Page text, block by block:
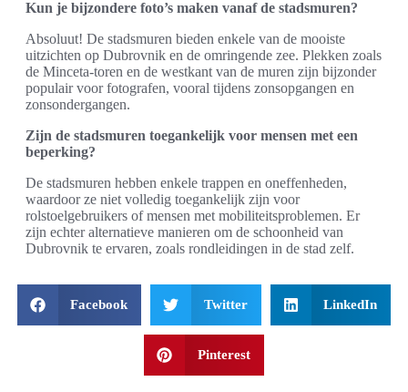
Kun je bijzondere foto’s maken vanaf de stadsmuren?
Absoluut! De stadsmuren bieden enkele van de mooiste
uitzichten op Dubrovnik en de omringende zee. Plekken zoals
de Minceta-toren en de westkant van de muren zijn bijzonder
populair voor fotografen, vooral tijdens zonsopgangen en
zonsondergangen.
Zijn de stadsmuren toegankelijk voor mensen met een
beperking?
De stadsmuren hebben enkele trappen en oneffenheden,
waardoor ze niet volledig toegankelijk zijn voor
rolstoelgebruikers of mensen met mobiliteitsproblemen. Er
zijn echter alternatieve manieren om de schoonheid van
Dubrovnik te ervaren, zoals rondleidingen in de stad zelf.
Facebook Twitter LinkedIn
Pinterest